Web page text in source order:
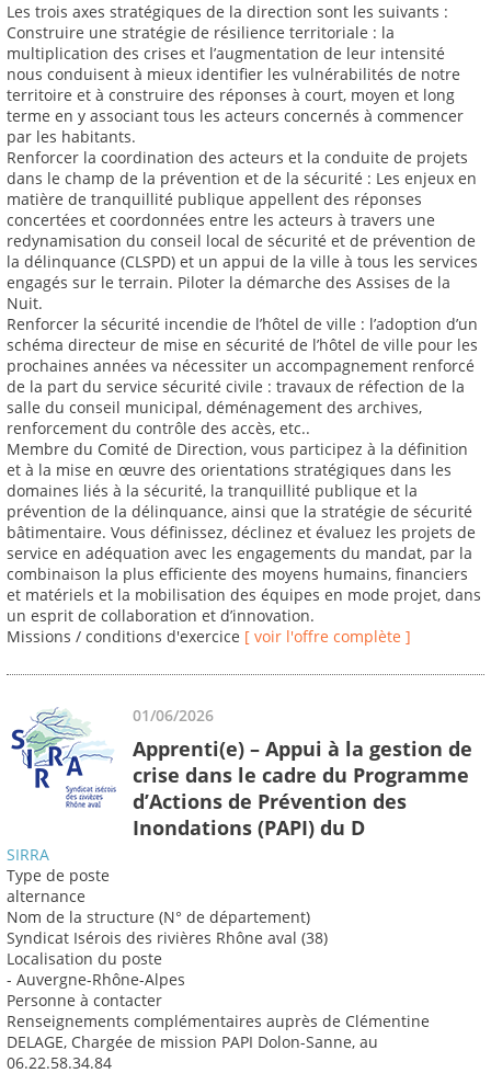
Les trois axes stratégiques de la direction sont les suivants :
Construire une stratégie de résilience territoriale : la
multiplication des crises et l’augmentation de leur intensité
nous conduisent à mieux identifier les vulnérabilités de notre
territoire et à construire des réponses à court, moyen et long
terme en y associant tous les acteurs concernés à commencer
par les habitants.
Renforcer la coordination des acteurs et la conduite de projets
dans le champ de la prévention et de la sécurité : Les enjeux en
matière de tranquillité publique appellent des réponses
concertées et coordonnées entre les acteurs à travers une
redynamisation du conseil local de sécurité et de prévention de
la délinquance (CLSPD) et un appui de la ville à tous les services
engagés sur le terrain. Piloter la démarche des Assises de la
Nuit.
Renforcer la sécurité incendie de l’hôtel de ville : l’adoption d’un
schéma directeur de mise en sécurité de l’hôtel de ville pour les
prochaines années va nécessiter un accompagnement renforcé
de la part du service sécurité civile : travaux de réfection de la
salle du conseil municipal, déménagement des archives,
renforcement du contrôle des accès, etc..
Membre du Comité de Direction, vous participez à la définition
et à la mise en œuvre des orientations stratégiques dans les
domaines liés à la sécurité, la tranquillité publique et la
prévention de la délinquance, ainsi que la stratégie de sécurité
bâtimentaire. Vous définissez, déclinez et évaluez les projets de
service en adéquation avec les engagements du mandat, par la
combinaison la plus efficiente des moyens humains, financiers
et matériels et la mobilisation des équipes en mode projet, dans
un esprit de collaboration et d’innovation.
Missions / conditions d'exercice [ voir l'offre complète ]
01/06/2026
Apprenti(e) – Appui à la gestion de
crise dans le cadre du Programme
d’Actions de Prévention des
Inondations (PAPI) du D
SIRRA
Type de poste
alternance
Nom de la structure (N° de département)
Syndicat Isérois des rivières Rhône aval (38)
Localisation du poste
- Auvergne-Rhône-Alpes
Personne à contacter
Renseignements complémentaires auprès de Clémentine
DELAGE, Chargée de mission PAPI Dolon-Sanne, au
06.22.58.34.84